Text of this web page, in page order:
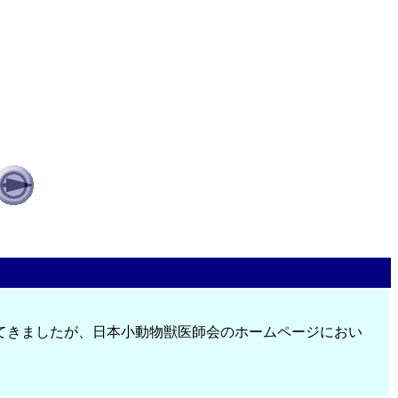
ましたが、日本小動物獣医師会のホームページにおい